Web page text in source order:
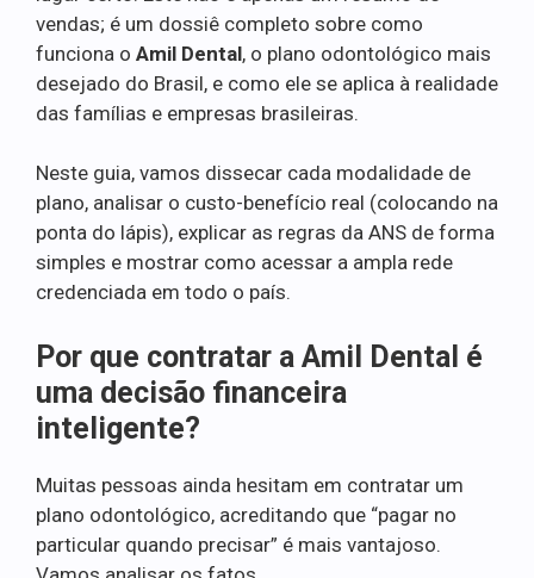
vendas; é um dossiê completo sobre como
funciona o Amil Dental, o plano odontológico mais
desejado do Brasil, e como ele se aplica à realidade
das famílias e empresas brasileiras.
Neste guia, vamos dissecar cada modalidade de
plano, analisar o custo-benefício real (colocando na
ponta do lápis), explicar as regras da ANS de forma
simples e mostrar como acessar a ampla rede
credenciada em todo o país.
Por que contratar a Amil Dental é
uma decisão financeira
inteligente?
Muitas pessoas ainda hesitam em contratar um
plano odontológico, acreditando que “pagar no
particular quando precisar” é mais vantajoso.